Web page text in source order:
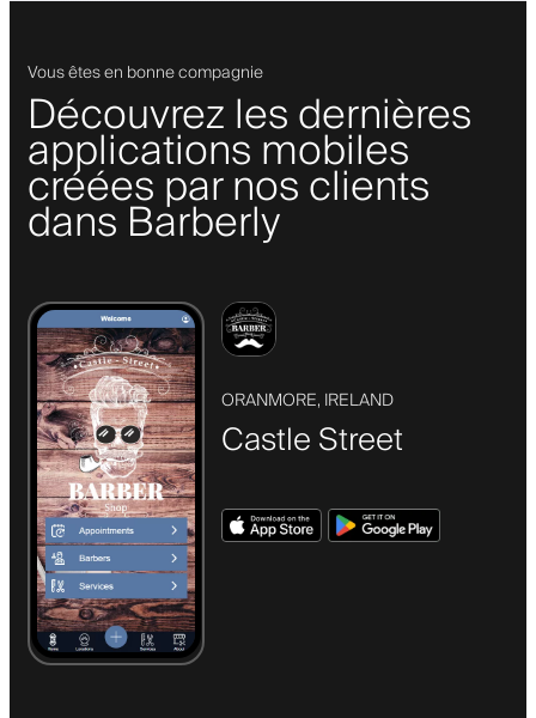
Vous êtes en bonne compagnie
Découvrez les dernières
applications mobiles
créées par nos clients
dans Barberly
ORANMORE, IRELAND
Castle Street